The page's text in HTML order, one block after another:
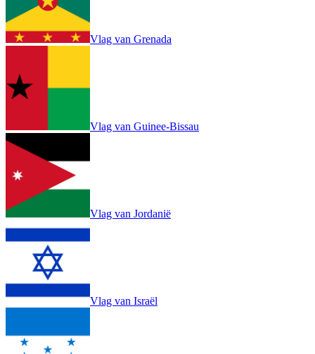
Vlag van Grenada
Vlag van Guinee-Bissau
Vlag van Jordanië
Vlag van Israël